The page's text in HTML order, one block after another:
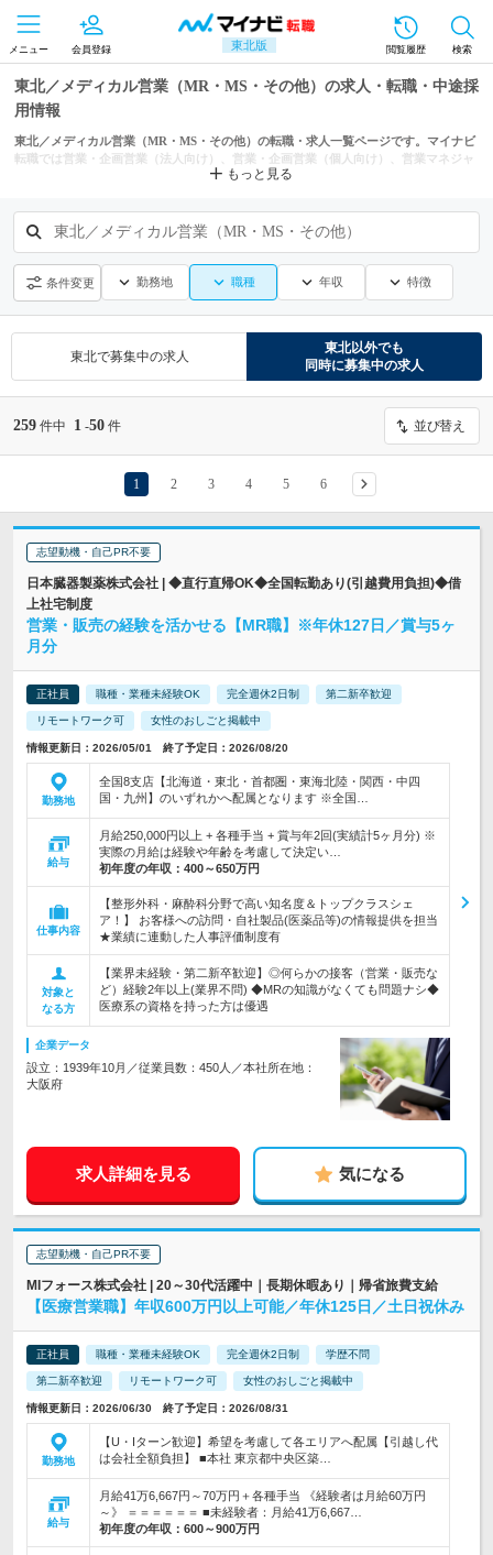
東北版
メニュー 会員登録 閲覧履歴 検索
東北／メディカル営業（MR・MS・その他）の求人・転職・中途採
用情報
東北／メディカル営業（MR・MS・その他）の転職・求人一覧ページです。マイナビ
転職では営業・企画営業（法人向け）、営業・企画営業（個人向け）、営業マネジャ
ー・営業管理職などからもあなたにぴったりの求人を探せます。
もっと見る
東北／メディカル営業（MR・MS・その他）
条件変更 勤務地 職種 年収 特徴
東北で募集中の求人
東北以外でも
同時に募集中の求人
259 件中 1 -50 件 並び替え
1 2 3 4 5 6
志望動機・自己PR不要
日本臓器製薬株式会社 | ◆直行直帰OK◆全国転勤あり(引越費用負担)◆借
上社宅制度
営業・販売の経験を活かせる【MR職】※年休127日／賞与5ヶ
月分
正社員 職種・業種未経験OK 完全週休2日制 第二新卒歓迎
リモートワーク可 女性のおしごと掲載中
情報更新日：2026/05/01 終了予定日：2026/08/20
勤務地
全国8支店【北海道・東北・首都圏・東海北陸・関西・中四
国・九州】のいずれかへ配属となります ※全国…
給与
月給250,000円以上 + 各種手当 + 賞与年2回(実績計5ヶ月分) ※
実際の月給は経験や年齢を考慮して決定い…
初年度の年収： 400～650万円
仕事内容
【整形外科・麻酔科分野で高い知名度＆トップクラスシェ
ア！】 お客様への訪問・自社製品(医薬品等)の情報提供を担当
★業績に連動した人事評価制度有
対象と
なる方
【業界未経験・第二新卒歓迎】◎何らかの接客（営業・販売な
ど）経験2年以上(業界不問) ◆MRの知識がなくても問題ナシ◆
医療系の資格を持った方は優遇
企業データ
設立：1939年10月／従業員数：450人／本社所在地：
大阪府
求人詳細を見る 気になる
志望動機・自己PR不要
MIフォース株式会社 | 20～30代活躍中｜長期休暇あり｜帰省旅費支給
【医療営業職】年収600万円以上可能／年休125日／土日祝休み
正社員 職種・業種未経験OK 完全週休2日制 学歴不問
第二新卒歓迎 リモートワーク可 女性のおしごと掲載中
情報更新日：2026/06/30 終了予定日：2026/08/31
勤務地
【U・Iターン歓迎】希望を考慮して各エリアへ配属【引越し代
は会社全額負担】 ■本社 東京都中央区築…
給与
月給41万6,667円～70万円＋各種手当 《経験者は月給60万円
～》 ＝＝＝＝＝＝ ■未経験者：月給41万6,667…
初年度の年収： 600～900万円